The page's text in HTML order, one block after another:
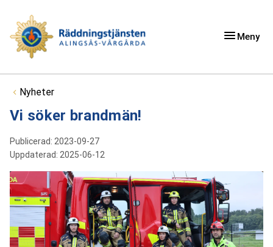
Meny
Du är här:
Nyheter
Vi söker brandmän!
Publicerad: 2023-09-27
Uppdaterad: 2025-06-12